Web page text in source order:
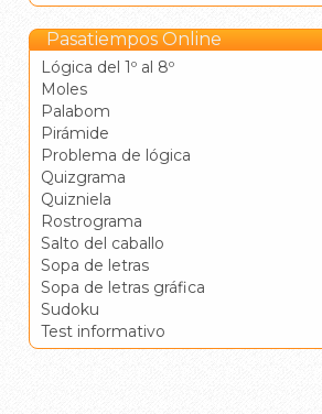
Pasatiempos Online
Lógica del 1º al 8º
Moles
Palabom
Pirámide
Problema de lógica
Quizgrama
Quizniela
Rostrograma
Salto del caballo
Sopa de letras
Sopa de letras gráfica
Sudoku
Test informativo